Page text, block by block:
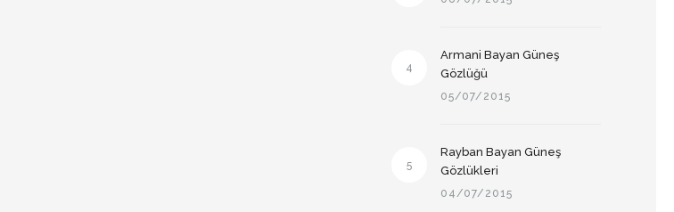
4
Armani Bayan Güneş
Gözlüğü
05/07/2015
5
Rayban Bayan Güneş
Gözlükleri
04/07/2015